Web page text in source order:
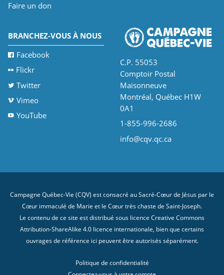
Faire un don
BRANCHEZ-VOUS À NOUS
Facebook
Flickr
Twitter
Vimeo
YouTube
C.P. 55053
Comptoir Postal
Maisonneuve
Montréal, Québec H1W
0A1
1-855-996-2686
info@cqv.qc.ca
Campagne Québec-Vie (CQV) est consacré au Sacré-Cœur de Jésus par le
Cœur immaculé de Marie et le Cœur très chaste de Saint-Joseph.
Le contenu de ce site est distribué sous licence Creative Commons
Attribution-ShareAlike 4.0 licence internationale , bien que certains
ouvrages de référence ici peuvent être autorisés séparément.
Politique de confidentialité